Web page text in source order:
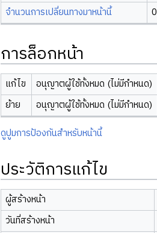
จำนวนการเปลี่ยนทางมาหน้านี้
0
การล็อกหน้า
แก้ไข
อนุญาตผู้ใช้ทั้งหมด (ไม่มีกำหนด)
ย้าย
อนุญาตผู้ใช้ทั้งหมด (ไม่มีกำหนด)
ดูปูมการป้องกันสำหรับหน้านี้
ประวัติการแก้ไข
ผู้สร้างหน้า
วันที่สร้างหน้า